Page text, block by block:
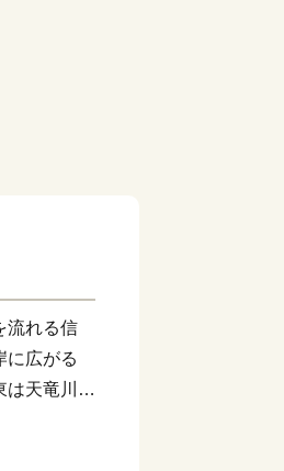
流れる信
に広がる
は天竜川を
囲まれた
品「市田